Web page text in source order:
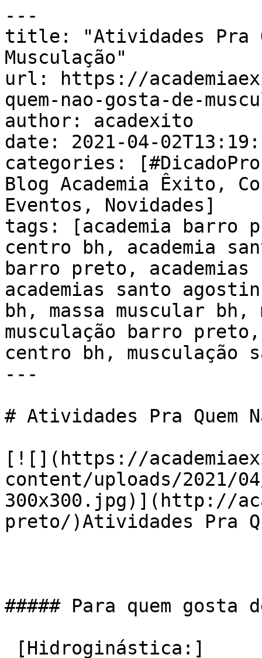
---
title: "Atividades Pra
Musculação"
url: https://
quem-nao-gosta-de-
author: acadexito
date: 2021-04-
categories:
Blog Academia Êxito,
Eventos, Novidades]
tags: [academia barro
centro bh, academia
barro preto,
academias santo
bh, massa muscular
musculação barro
centro bh, musculação
---
# Atividades Pra Quem
[![](https://
content/uploads/2021/
300x300.jpg)](http://
preto/)Atividades Pra
##### Para quem gosta